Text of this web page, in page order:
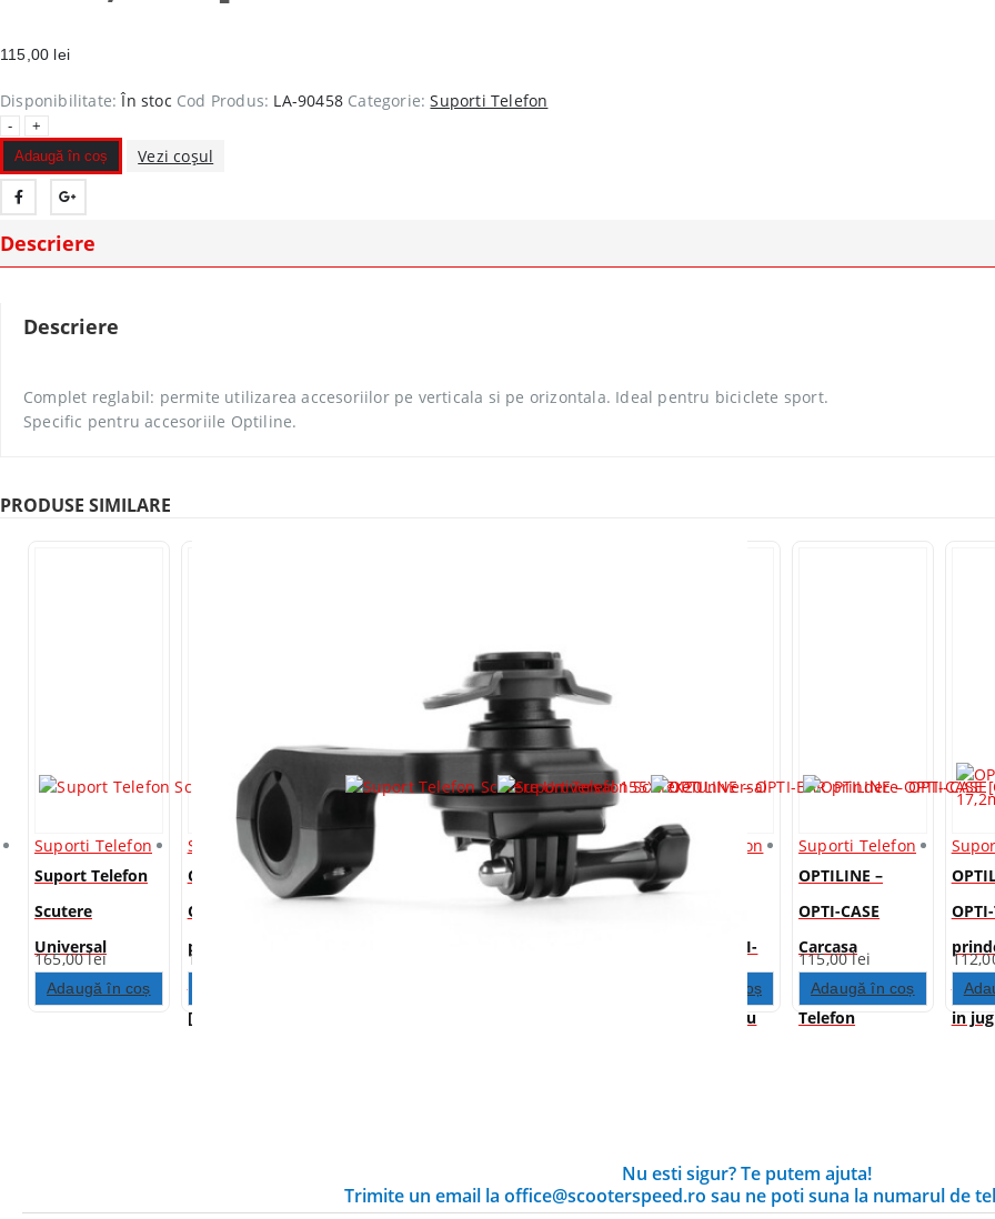
115,00 lei
Disponibilitate:În stoc Cod Produs: LA-90458 Categorie:Suporti Telefon
-
+
Adaugă în coș
Vezi coșul
Descriere
Descriere
Complet reglabil: permite utilizarea accesoriilor pe verticala si pe orizontala. Ideal pentru biciclete sport.
Specific pentru accesoriile Optiline.
PRODUSE SIMILARE
Suporti Telefon
Suport Telefon
Scutere
Universal
167X90X20
165,00lei
Adaugă în coș
Suporti Telefon
OPTILINE –
OPTI-COMBO
prindere OPTI-
[prindere pe
119,00
Suporti Telefon
Suport Telefon
Suporti Telefon
Suport Telefon
Scutere
Suporti Telefon
OPTILINE –
prindere OPTI-
CASE [prindere
pe oglinda sau
Adaugă în coș
Suporti Telefon
OPTILINE –
OPTI-CASE
Carcasa
Universala
Telefon
115,00lei
Adaugă în coș
in
Nu esti sigur? Te putem ajuta!
Trimite un email la office@scooterspeed.ro sau ne poti suna la numarul de